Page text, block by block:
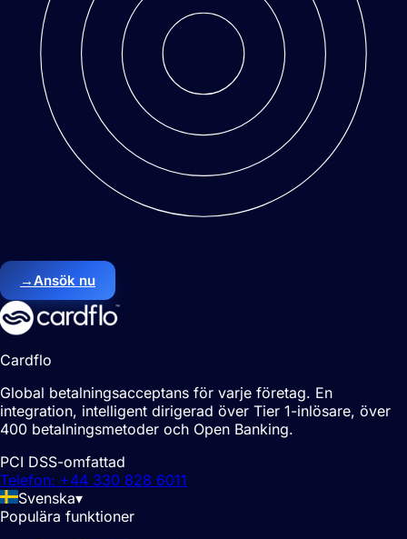
→Ansök nu
Cardflo
Global betalningsacceptans för varje företag. En
integration, intelligent dirigerad över Tier 1-inlösare, över
400 betalningsmetoder och Open Banking.
PCI DSS-omfattad
Telefon: +44 330 828 6011
Svenska▾
Populära funktioner